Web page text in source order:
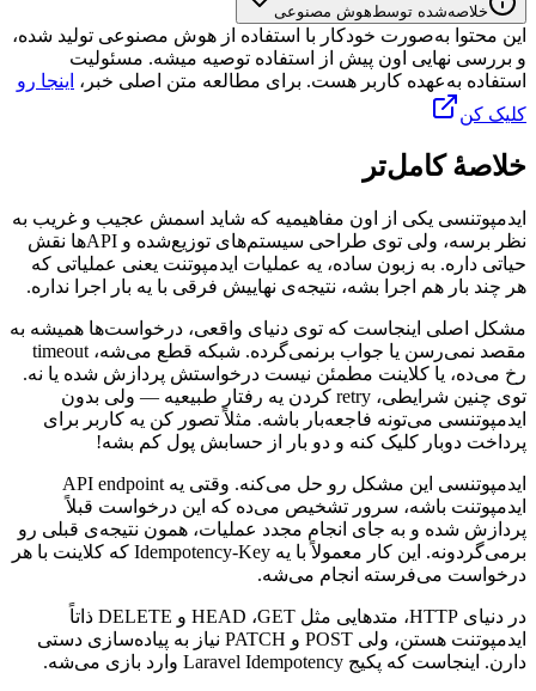
خلاصه‌شده توسطهوش مصنوعی
این محتوا به‌صورت خودکار با استفاده از هوش مصنوعی تولید شده،
و بررسی نهایی اون پیش از استفاده توصیه میشه. مسئولیت
استفاده به‌عهده کاربر هست. برای مطالعه متن اصلی خبر، اینجا رو
کلیک کن
خلاصهٔ کامل‌تر
ایدمپوتنسی یکی از اون مفاهیمیه که شاید اسمش عجیب و غریب به
نظر برسه، ولی توی طراحی سیستم‌های توزیع‌شده و APIها نقش
حیاتی داره. به زبون ساده، یه عملیات ایدمپوتنت یعنی عملیاتی که
هر چند بار هم اجرا بشه، نتیجه‌ی نهاییش فرقی با یه بار اجرا نداره.
مشکل اصلی اینجاست که توی دنیای واقعی، درخواست‌ها همیشه به
مقصد نمی‌رسن یا جواب برنمی‌گرده. شبکه قطع می‌شه، timeout
رخ می‌ده، یا کلاینت مطمئن نیست درخواستش پردازش شده یا نه.
توی چنین شرایطی، retry کردن یه رفتار طبیعیه — ولی بدون
ایدمپوتنسی می‌تونه فاجعه‌بار باشه. مثلاً تصور کن یه کاربر برای
پرداخت دوبار کلیک کنه و دو بار از حسابش پول کم بشه!
ایدمپوتنسی این مشکل رو حل می‌کنه. وقتی یه API endpoint
ایدمپوتنت باشه، سرور تشخیص می‌ده که این درخواست قبلاً
پردازش شده و به جای انجام مجدد عملیات، همون نتیجه‌ی قبلی رو
برمی‌گردونه. این کار معمولاً با یه Idempotency-Key که کلاینت با هر
درخواست می‌فرسته انجام می‌شه.
در دنیای HTTP، متدهایی مثل GET، HEAD و DELETE ذاتاً
ایدمپوتنت هستن، ولی POST و PATCH نیاز به پیاده‌سازی دستی
دارن. اینجاست که پکیج Laravel Idempotency وارد بازی می‌شه.